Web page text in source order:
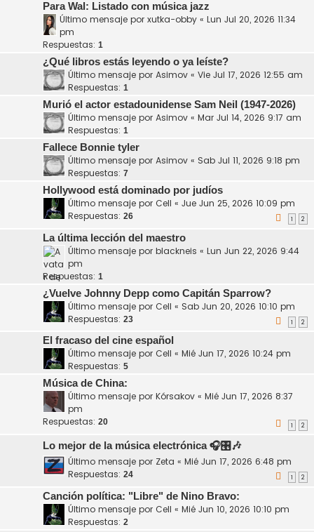
Para Wal: Listado con música jazz
Último mensaje por xutka-obby « Lun Jul 20, 2026 11:34
pm
Respuestas: 1
¿Qué libros estás leyendo o ya leíste?
Último mensaje por Asimov « Vie Jul 17, 2026 12:55 am
Respuestas: 1
Murió el actor estadounidense Sam Neil (1947-2026)
Último mensaje por Asimov « Mar Jul 14, 2026 9:17 am
Respuestas: 1
Fallece Bonnie tyler
Último mensaje por Asimov « Sab Jul 11, 2026 9:18 pm
Respuestas: 7
Hollywood está dominado por judíos
Último mensaje por Cell « Jue Jun 25, 2026 10:09 pm
Respuestas: 26 1 2
La última lección del maestro
Último mensaje por blackneis « Lun Jun 22, 2026 9:44
pm
Respuestas: 1
¿Vuelve Johnny Depp como Capitán Sparrow?
Último mensaje por Cell « Sab Jun 20, 2026 10:10 pm
Respuestas: 23 1 2
El fracaso del cine español
Último mensaje por Cell « Mié Jun 17, 2026 10:24 pm
Respuestas: 5
Música de China:
Último mensaje por Kórsakov « Mié Jun 17, 2026 8:37
pm
Respuestas: 20 1 2
Lo mejor de la música electrónica 🎧🎛️🎶
Último mensaje por Zeta « Mié Jun 17, 2026 6:48 pm
Respuestas: 24 1 2
Canción política: "Libre" de Nino Bravo:
Último mensaje por Cell « Mié Jun 10, 2026 10:10 pm
Respuestas: 2